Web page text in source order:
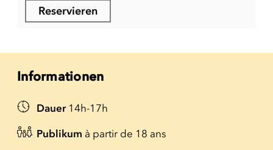
Reservieren
Informationen
Dauer 14h-17h
Publikum à partir de 18 ans